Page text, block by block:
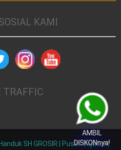
KAMI
TRAFFIC
SH GROSIR | Pusat Sajadah,
AMBIL
DISKONnya!